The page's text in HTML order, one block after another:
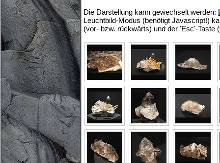
Die Darstellung kann gewechselt werden:
Leuchtbild-Modus (benötigt Javascript!)
(vor- bzw. rückwärts) und der 'Esc'-Taste